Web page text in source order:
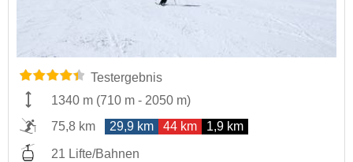
Testergebnis
1340 m (710 m - 2050 m)
75,8 km
29,9 km 44 km 1,9 km
21 Lifte/Bahnen